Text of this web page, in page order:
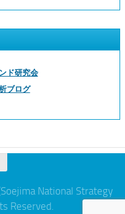
ド研究会
ブログ
National Strategy
Reserved.